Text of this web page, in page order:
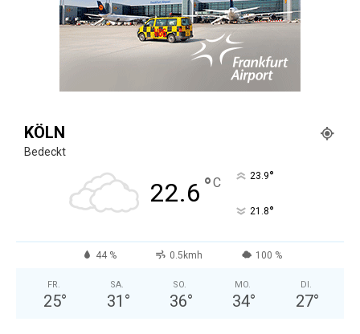
KÖLN
Bedeckt
22.6 °C 23.9°
21.8°
44 % 0.5kmh 100 %
FR.
25°
SA.
31 °
SO.
36°
MO.
34°
DI.
27°